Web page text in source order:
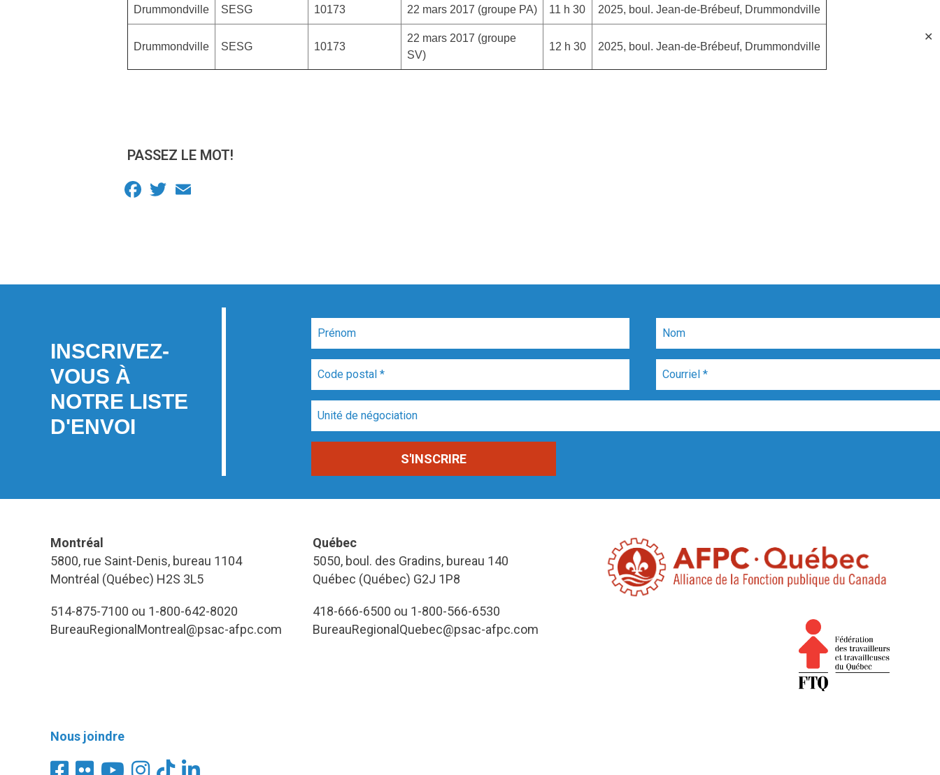
✕
Drummondville SESG 10173 22 mars 2017 (groupe PA) 11 h 30 2025, boul. Jean-de-Brébeuf, Drummondville
Drummondville SESG 10173
22 mars 2017 (groupe
SV)
12 h 30 2025, boul. Jean-de-Brébeuf, Drummondville
PASSEZ LE MOT!
Facebook
Twitter
INSCRIVEZ-
VOUS À
NOTRE LISTE
D'ENVOI
Montréal
5800, rue Saint-Denis, bureau 1104
Montréal (Québec) H2S 3L5
514-875-7100 ou 1-800-642-8020
BureauRegionalMontreal@psac-afpc.com
Québec
5050, boul. des Gradins, bureau 140
Québec (Québec) G2J 1P8
418-666-6500 ou 1-800-566-6530
BureauRegionalQuebec@psac-afpc.com
Nous joindre